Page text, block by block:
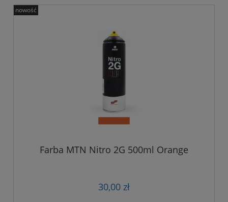
Farba MTN Nitro 2G 500ml Orange
30,00 zł
nowość